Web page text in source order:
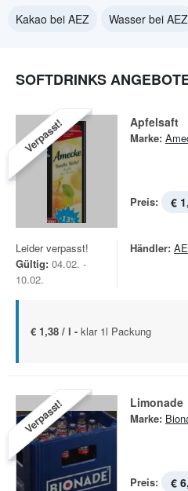
Kakao bei AEZ
Wasser bei AEZ
SOFTDRINKS
Verpasst! Apfelsaft
Marke:
Preis: €
Leider verpasst!
Gültig: 04.02. -
10.02.
Händler:
€ 1,38 / l - klar 1l Packung
Verpasst! Limonade
Marke:
Preis: €